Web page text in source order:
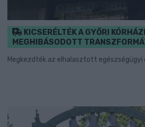
KICSERÉLTÉK A GYŐRI
MEGHIBÁSODOTT
Megkezdték az elhalasztott egészségügyi